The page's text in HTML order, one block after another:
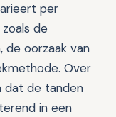
per
de
de oorzaak van
Over
dat de tanden
in een